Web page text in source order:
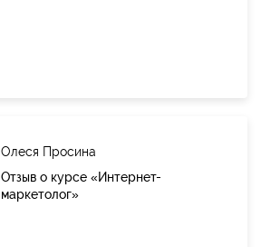
Олеся Просина
Отзыв о курсе «Интернет-
маркетолог»